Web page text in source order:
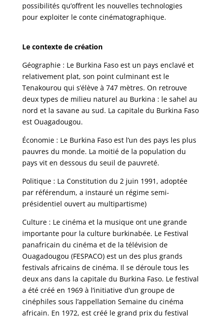
possibilités qu’offrent les nouvelles technologies
pour exploiter le conte cinématographique.
Le contexte de création
Géographie : Le Burkina Faso est un pays enclavé et
relativement plat, son point culminant est le
Tenakourou qui s’élève à 747 mètres. On retrouve
deux types de milieu naturel au Burkina : le sahel au
nord et la savane au sud. La capitale du Burkina Faso
est Ouagadougou.
Économie : Le Burkina Faso est l’un des pays les plus
pauvres du monde. La moitié de la population du
pays vit en dessous du seuil de pauvreté.
Politique : La Constitution du 2 juin 1991, adoptée
par référendum, a instauré un régime semi-
présidentiel ouvert au multipartisme)
Culture : Le cinéma et la musique ont une grande
importante pour la culture burkinabée. Le Festival
panafricain du cinéma et de la télévision de
Ouagadougou (FESPACO) est un des plus grands
festivals africains de cinéma. Il se déroule tous les
deux ans dans la capitale du Burkina Faso. Le festival
a été créé en 1969 à l’initiative d’un groupe de
cinéphiles sous l’appellation Semaine du cinéma
africain. En 1972, est créé le grand prix du festival